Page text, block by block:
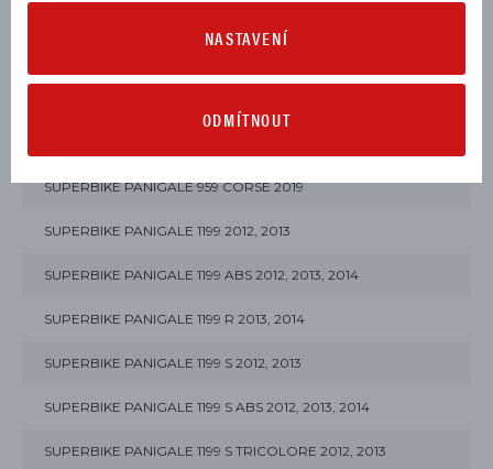
SUPERBIKE PANIGALE 959 CORSE 2019
SUPERBIKE PANIGALE 1199 2012, 2013
SUPERBIKE PANIGALE 1199 ABS 2012, 2013, 2014
SUPERBIKE PANIGALE 1199 R 2013, 2014
SUPERBIKE PANIGALE 1199 S 2012, 2013
SUPERBIKE PANIGALE 1199 S ABS 2012, 2013, 2014
SUPERBIKE PANIGALE 1199 S TRICOLORE 2012, 2013
NASTAVENÍ
ODMÍTNOUT